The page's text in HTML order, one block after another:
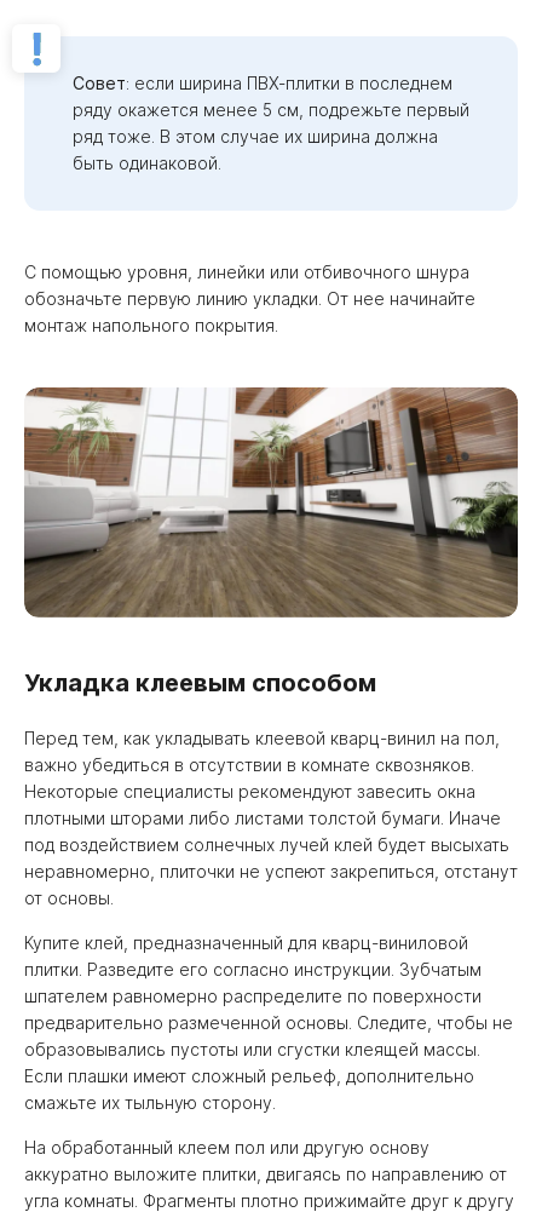
Совет: если ширина ПВХ-плитки в последнем
ряду окажется менее 5 см, подрежьте первый
ряд тоже. В этом случае их ширина должна
быть одинаковой.
С помощью уровня, линейки или отбивочного шнура
обозначьте первую линию укладки. От нее начинайте
монтаж напольного покрытия.
Укладка клеевым способом
Перед тем, как укладывать клеевой кварц-винил на пол,
важно убедиться в отсутствии в комнате сквозняков.
Некоторые специалисты рекомендуют завесить окна
плотными шторами либо листами толстой бумаги. Иначе
под воздействием солнечных лучей клей будет высыхать
неравномерно, плиточки не успеют закрепиться, отстанут
от основы.
Купите клей, предназначенный для кварц-виниловой
плитки. Разведите его согласно инструкции. Зубчатым
шпателем равномерно распределите по поверхности
предварительно размеченной основы. Следите, чтобы не
образовывались пустоты или сгустки клеящей массы.
Если плашки имеют сложный рельеф, дополнительно
смажьте их тыльную сторону.
На обработанный клеем пол или другую основу
аккуратно выложите плитки, двигаясь по направлению от
угла комнаты. Фрагменты плотно прижимайте друг к другу